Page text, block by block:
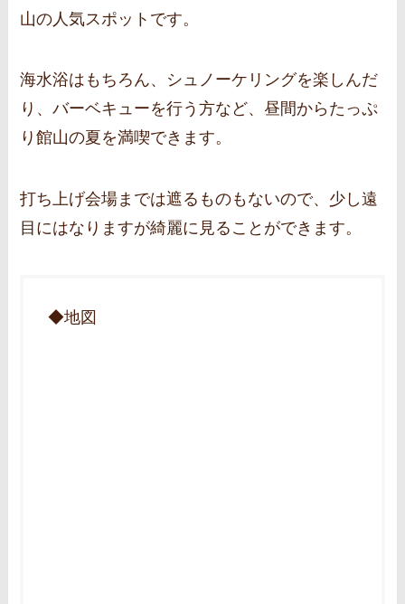
山の人気スポットです。
海水浴はもちろん、シュノーケリングを楽しんだ
り、バーベキューを行う方など、昼間からたっぷ
り館山の夏を満喫できます。
打ち上げ会場までは遮るものもないので、少し遠
目にはなりますが綺麗に見ることができます。
◆地図